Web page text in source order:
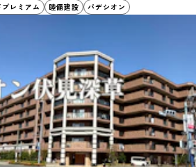
レミアム
睦備建設 パデシオン